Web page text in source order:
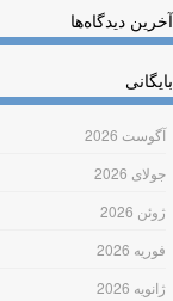
آخرین دیدگاه‌ها
بایگانی
آگوست 2026
جولای 2026
ژوئن 2026
فوریه 2026
ژانویه 2026